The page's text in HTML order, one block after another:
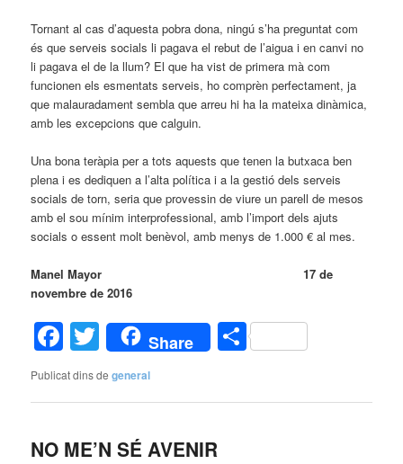
Tornant al cas d’aquesta pobra dona, ningú s’ha preguntat com
és que serveis socials li pagava el rebut de l’aigua i en canvi no
li pagava el de la llum? El que ha vist de primera mà com
funcionen els esmentats serveis, ho comprèn perfectament, ja
que malauradament sembla que arreu hi ha la mateixa dinàmica,
amb les excepcions que calguin.
Una bona teràpia per a tots aquests que tenen la butxaca ben
plena i es dediquen a l’alta política i a la gestió dels serveis
socials de torn, seria que provessin de viure un parell de mesos
amb el sou mínim interprofessional, amb l’import dels ajuts
socials o essent molt benèvol, amb menys de 1.000 € al mes.
Manel Mayor 17 de
novembre de 2016
Facebook
Twitter
Share Comparteix
Publicat dins de general
NO ME’N SÉ AVENIR